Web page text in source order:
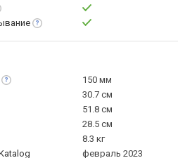
150 мм
30.7 см
51.8 см
28.5 см
8.3 кг
февраль 2023